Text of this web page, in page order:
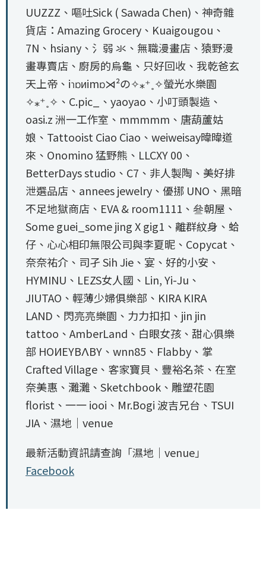
UUZZZ、嘔吐Sick ( Sawada Chen)、神奇雜
貨店：Amazing Grocery、Kuaigougou、
7N、hsiany、氵弱 氺、無職漫畫店、猿野漫
畫專賣店、廚房的烏龜、只好回收、我乾爸玄
天上帝、iɿɒᴎimɒ⋊²の✧⁎⁺˳✧螢光水樂園
✧⁎⁺˳✧、C.pic_、yaoyao、小叮頭製造、
oasi.z 洲一工作室、mmmmm、唐葫蘆姑
娘、Tattooist Ciao Ciao、weiweisay暐暐道
來、Onomino 猛野熊、LLCXY 00、
BetterDays studio、C7、非人製陶、美好排
泄選品店、annees jewelry、優挪 UNO、黑暗
不足地獄商店、EVA & room1111、叄朝屋、
Some guei_some jing X gig1、離群紋身、蛤
仔、心心相印無限公司與李夏昵、Copycat、
奈奈祐介、司孑 Sih Jie、宴、好的小安、
HYMINU、LEZS女人國、Lin, Yi-Ju、
JIUTAO、輕薄少婦俱樂部、KIRA KIRA
LAND、閃亮亮樂園、力力扣扣、jin jin
tattoo、AmberLand、白眼女孩、甜心俱樂
部 HOИEYBΛBY、wnn85、Flabby、掌
Crafted Village、客家寶貝、豐裕名茶、在室
奈美惠、灘灘、Sketchbook、雕塑花園
florist、一一 iooi、Mr.Bogi 波吉兄台、TSUI
JIA、濕地｜venue
最新活動資訊請查詢「濕地｜venue」
Facebook